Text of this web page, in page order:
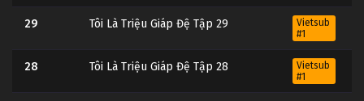
29 Tôi Là Triệu Giáp Đệ Tập 29
Vietsub
#1
28 Tôi Là Triệu Giáp Đệ Tập 28
Vietsub
#1